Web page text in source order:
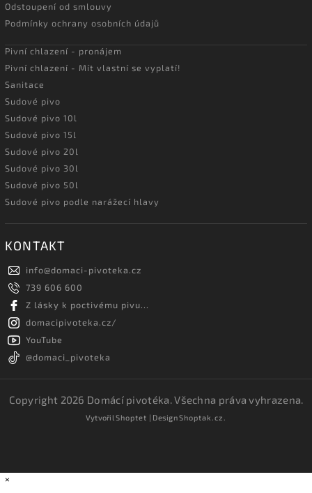
Odstoupení od smlouvy
Podmínky ochrany osobních údajů
Pivní chlazení - pronájem
Pivní chlazení - Mít vlastní se vyplatí!
Sanitace
Sudové pivo
Sudové pivo 10l
Sudové pivo 15l
Sudové pivo 20l
Sudové pivo 30l
Sudové pivo 50l
Sudové pivo podle narážecí hlavy
KONTAKT
info@domaci-pivoteka.cz
739 606 600
Z lásky k poctivému pivu...
domacipivoteka.cz/
YouTube
@domaci_pivoteka
Copyright 2026 Domácí pivotéka. Všechna práva vyhrazena.
VytvořilShoptet | DesignShoptak.cz.
×